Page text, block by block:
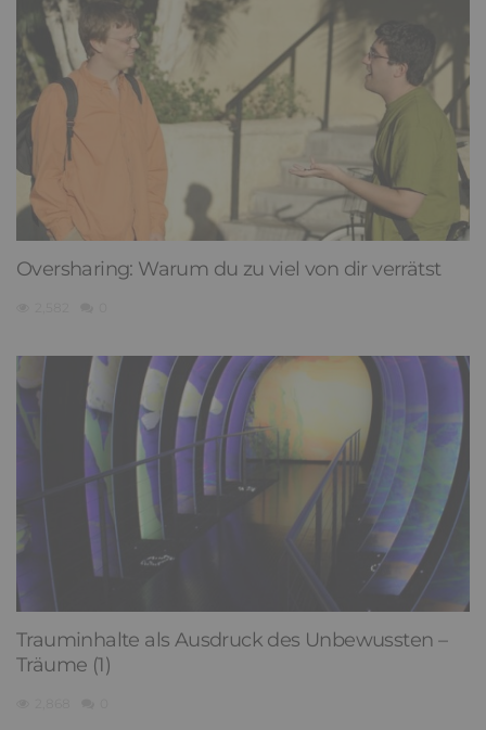
Oversharing: Warum du zu viel von dir verrätst
Trauminhalte als Ausdruck des Unbewussten –
Träume (1)